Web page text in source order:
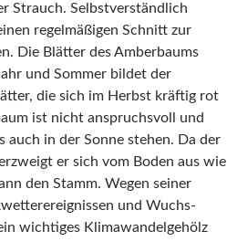
Strauch. Selbstverständlich
regelmäßigen Schnitt zur
Die Blätter des Amberbaums
und Sommer bildet der
die sich im Herbst kräftig rot
ist nicht anspruchsvoll und
auch in der Sonne stehen. Da der
er sich vom Boden aus wie
den Stamm. Wegen seiner
und Wuchs-
wichtiges Klimawandelgehölz